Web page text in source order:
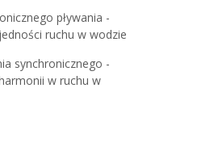
pływania -
ruchu w wodzie
synchronicznego -
w ruchu w